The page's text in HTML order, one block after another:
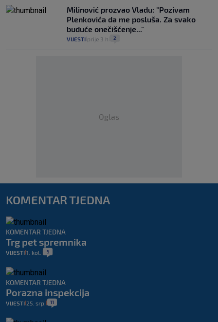
Milinović prozvao Vladu: "Pozivam
Plenkovića da me posluša. Za svako
buduće onečišćenje..."
VIJESTI prije 3 h 2
Oglas
KOMENTAR TJEDNA
KOMENTAR TJEDNA
Trg pet spremnika
VIJESTI 1. kol. 5
KOMENTAR TJEDNA
Porazna inspekcija
VIJESTI 25. srp. 11